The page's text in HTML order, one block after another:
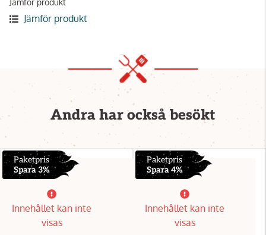
Jämför produkt
Andra har också besökt
Paketpris
Spara 3%
Innehållet kan inte
visas
Paketpris
Spara 4%
Innehållet kan inte
visas